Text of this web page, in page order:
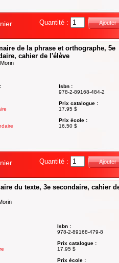
Quantité : Ajouter
de la phrase et orthographe, 5e
cahier de l'élève
Isbn :
978-2-89168-484-2
Prix catalogue :
17,95 $
Prix école :
16,50 $
Quantité : Ajouter
du texte, 3e secondaire, cahier
Isbn :
978-2-89168-479-8
Prix catalogue :
17,95 $
Prix école :